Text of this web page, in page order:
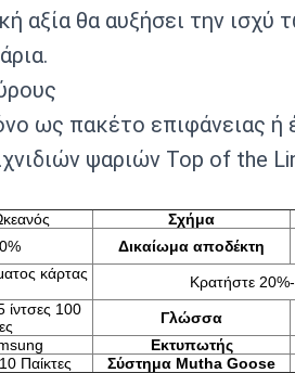
αξία θα αυξήσει την ισχύ
ως πακέτο επιφάνειας ή
ψαριών Top of the
Σχήμα
Δικαίωμα αποδέκτη
κάρτας
Κρατήστε
ίντσες 100
Γλώσσα
Εκτυπωτής
Παίκτες Σύστημα Mutha Goose